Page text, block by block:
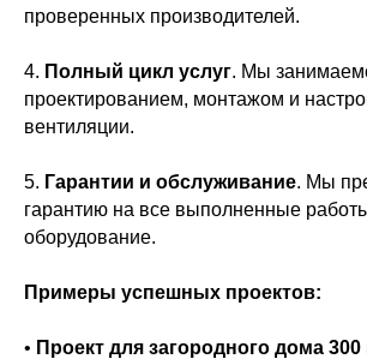
проверенных производителей.
4. Полный цикл услуг. Мы
проектированием, монтажом и
вентиляции.
5. Гарантии и обслуживание. Мы
гарантию на все выполненные
оборудование.
Примеры успешных проектов:
• Проект для загородного дома 300